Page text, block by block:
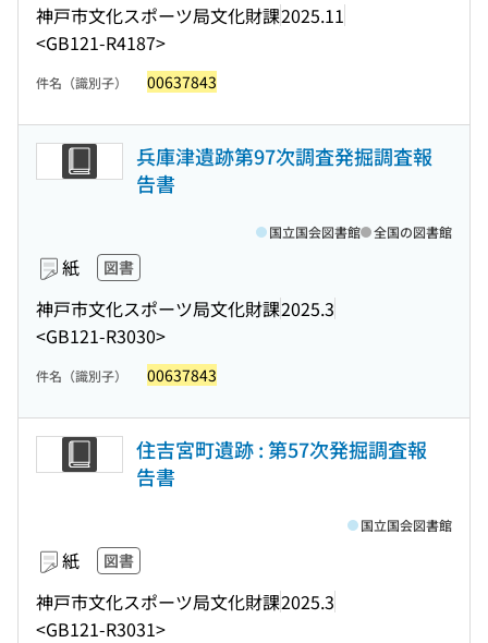
神戸市文化スポーツ局文化財課2025.11
<GB121-R4187>
件名（識別子） 00637843
兵庫津遺跡第97次調査発掘調査報
告書
紙 図書
神戸市文化スポーツ局文化財課2025.3
<GB121-R3030>
国立国会図書館 全国の図書館
件名（識別子） 00637843
住吉宮町遺跡 : 第57次発掘調査報
告書
紙 図書
神戸市文化スポーツ局文化財課2025.3
<GB121-R3031>
国立国会図書館